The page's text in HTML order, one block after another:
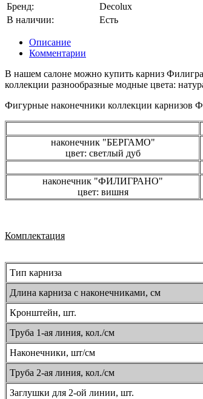
Бренд:
Decolux
В наличии:
Есть
Описание
Комментарии
В нашем салоне можно купить карниз
коллекции разнообразные модные цвета:
Фигурные наконечники коллекции карнизов
наконечник "БЕРГАМО"
цвет: светлый дуб
наконечник "ФИЛИГРАНО"
цвет: вишня
Комплектация
Тип карниза
Длина карниза с наконечниками, см
Кронштейн, шт.
Труба 1-ая линия, кол./см
Наконечники, шт/см
Труба 2-ая линия, кол./см
Заглушки для 2-ой линии, шт.